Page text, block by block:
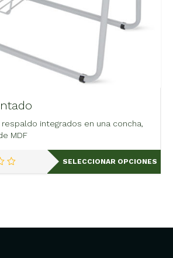
integrados en una concha,
MDF
SELECCIONAR OPCIONES
Este
producto